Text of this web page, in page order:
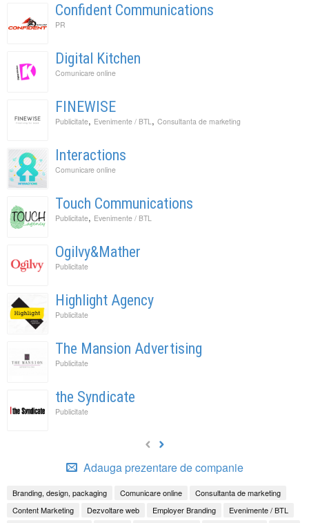
Confident Communications
PR
Digital Kitchen
Comunicare online
FINEWISE
Publicitate, Evenimente / BTL , Consultanta de marketing
Interactions
Comunicare online
Touch Communications
Publicitate, Evenimente / BTL
Ogilvy&Mather
Publicitate
Highlight Agency
Publicitate
The Mansion Advertising
Publicitate
the Syndicate
Publicitate
Adauga prezentare de companie
Branding, design, packaging Comunicare online
Consultanta de marketing
Content Marketing
Dezvoltare web Employer Branding
Evenimente / BTL